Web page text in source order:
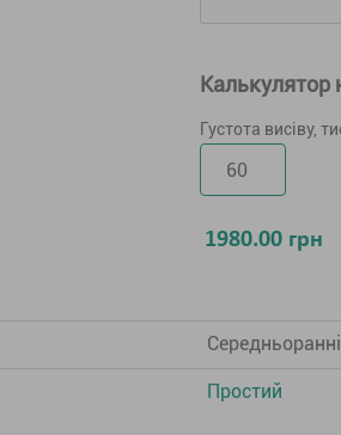
Калькулятор
Густота висіву,
1980.00 грн
Простий